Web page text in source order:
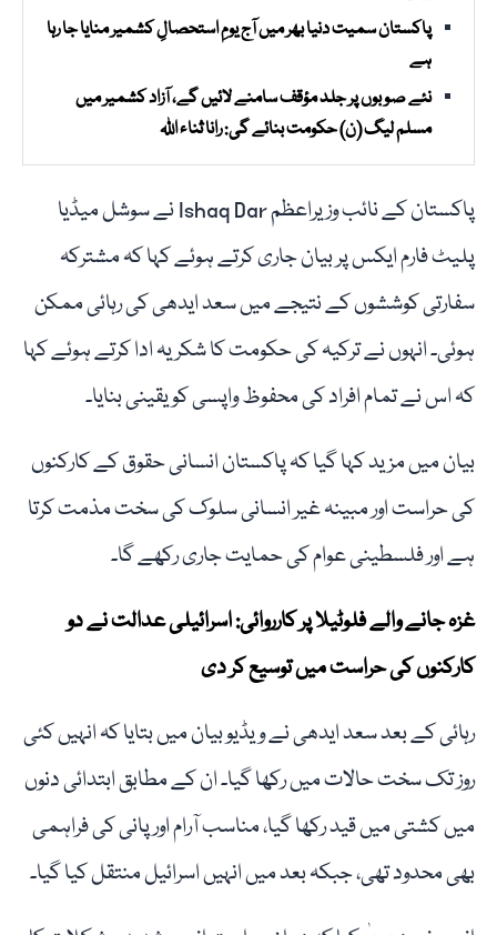
پاکستان سمیت دنیا بھر میں آج یومِ استحصالِ کشمیر منایا جا رہا
ہے
نئے صوبوں پر جلد مؤقف سامنے لائیں گے، آزاد کشمیر میں
مسلم لیگ (ن) حکومت بنائے گی: رانا ثناء اللہ
پاکستان کے نائب وزیراعظم Ishaq Dar نے سوشل میڈیا
پلیٹ فارم ایکس پر بیان جاری کرتے ہوئے کہا کہ مشترکہ
سفارتی کوششوں کے نتیجے میں سعد ایدھی کی رہائی ممکن
ہوئی۔ انہوں نے ترکیہ کی حکومت کا شکریہ ادا کرتے ہوئے کہا
کہ اس نے تمام افراد کی محفوظ واپسی کو یقینی بنایا۔
بیان میں مزید کہا گیا کہ پاکستان انسانی حقوق کے کارکنوں
کی حراست اور مبینہ غیر انسانی سلوک کی سخت مذمت کرتا
ہے اور فلسطینی عوام کی حمایت جاری رکھے گا۔
غزہ جانے والے فلوٹیلا پر کارروائی: اسرائیلی عدالت نے دو
کارکنوں کی حراست میں توسیع کر دی
رہائی کے بعد سعد ایدھی نے ویڈیو بیان میں بتایا کہ انہیں کئی
روز تک سخت حالات میں رکھا گیا۔ ان کے مطابق ابتدائی دنوں
میں کشتی میں قید رکھا گیا، مناسب آرام اور پانی کی فراہمی
بھی محدود تھی، جبکہ بعد میں انہیں اسرائیل منتقل کیا گیا۔